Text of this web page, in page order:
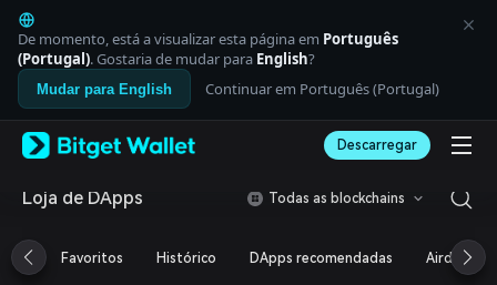
English
日本語
Tiếng Việt
Русский
Español (Latinoamérica)
Italiano
Deutsch
繁體中文
Português (Portugal)
De momento, está a visualizar esta página em Português
(Portugal). Gostaria de mudar para English?
Mudar para English Continuar em Português (Portugal)
Descarregar
Loja de DApps Todas as blockchains
Favoritos Histórico DApps recomendadas Airdrop